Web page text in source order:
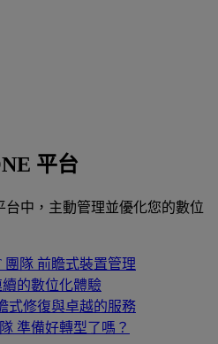
平台
台中，主動管理並優化您的數位
團隊 前瞻式裝置管理
續的數位化體驗
式修復與卓越的服務
準備好轉型了嗎？